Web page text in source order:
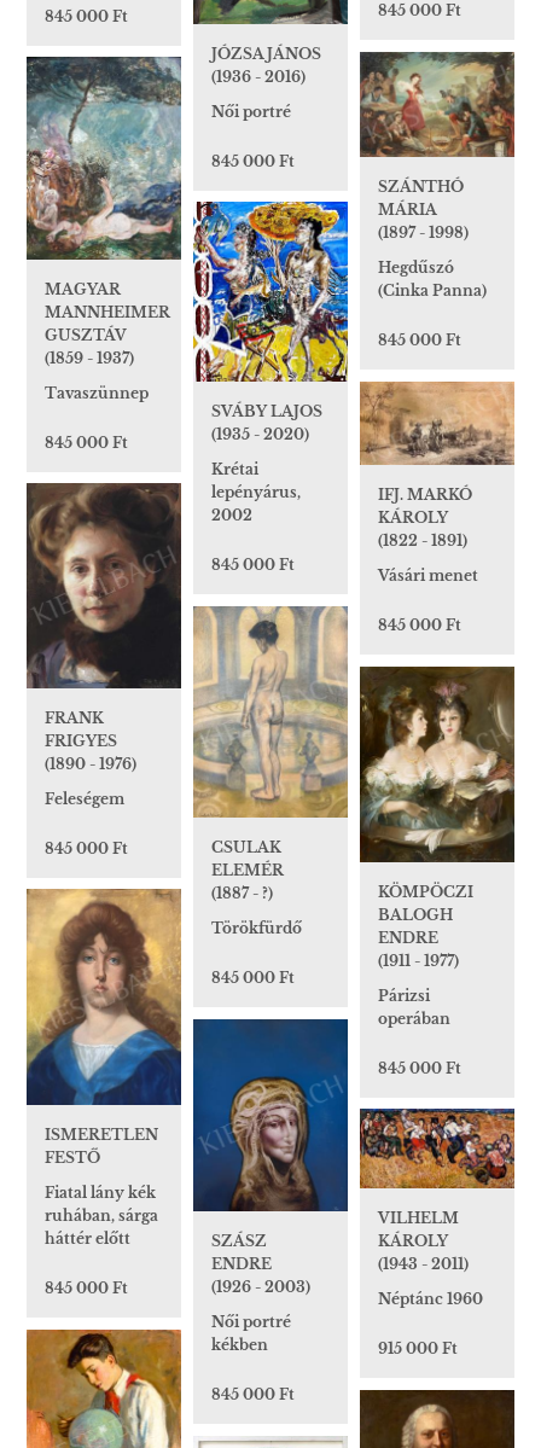
845 000 Ft
845 000 Ft
JÓZSA JÁNOS
(1936 - 2016)
Női portré
845 000 Ft
SZÁNTHÓ
MÁRIA
(1897 - 1998)
Hegdűszó
(Cinka Panna)
845 000 Ft
MAGYAR
MANNHEIMER
GUSZTÁV
(1859 - 1937)
Tavaszünnep
845 000 Ft
SVÁBY LAJOS
(1935 - 2020)
Krétai
lepényárus,
2002
845 000 Ft
IFJ. MARKÓ
KÁROLY
(1822 - 1891)
Vásári menet
845 000 Ft
FRANK
FRIGYES
(1890 - 1976)
Feleségem
845 000 Ft
CSULAK
ELEMÉR
(1887 - ?)
Törökfürdő
845 000 Ft
KÖMPÖCZI
BALOGH
ENDRE
(1911 - 1977)
Párizsi
operában
845 000 Ft
ISMERETLEN
FESTŐ
Fiatal lány kék
ruhában, sárga
háttér előtt
845 000 Ft
SZÁSZ
ENDRE
(1926 - 2003)
Női portré
kékben
845 000 Ft
VILHELM
KÁROLY
(1943 - 2011)
Néptánc 1960
915 000 Ft